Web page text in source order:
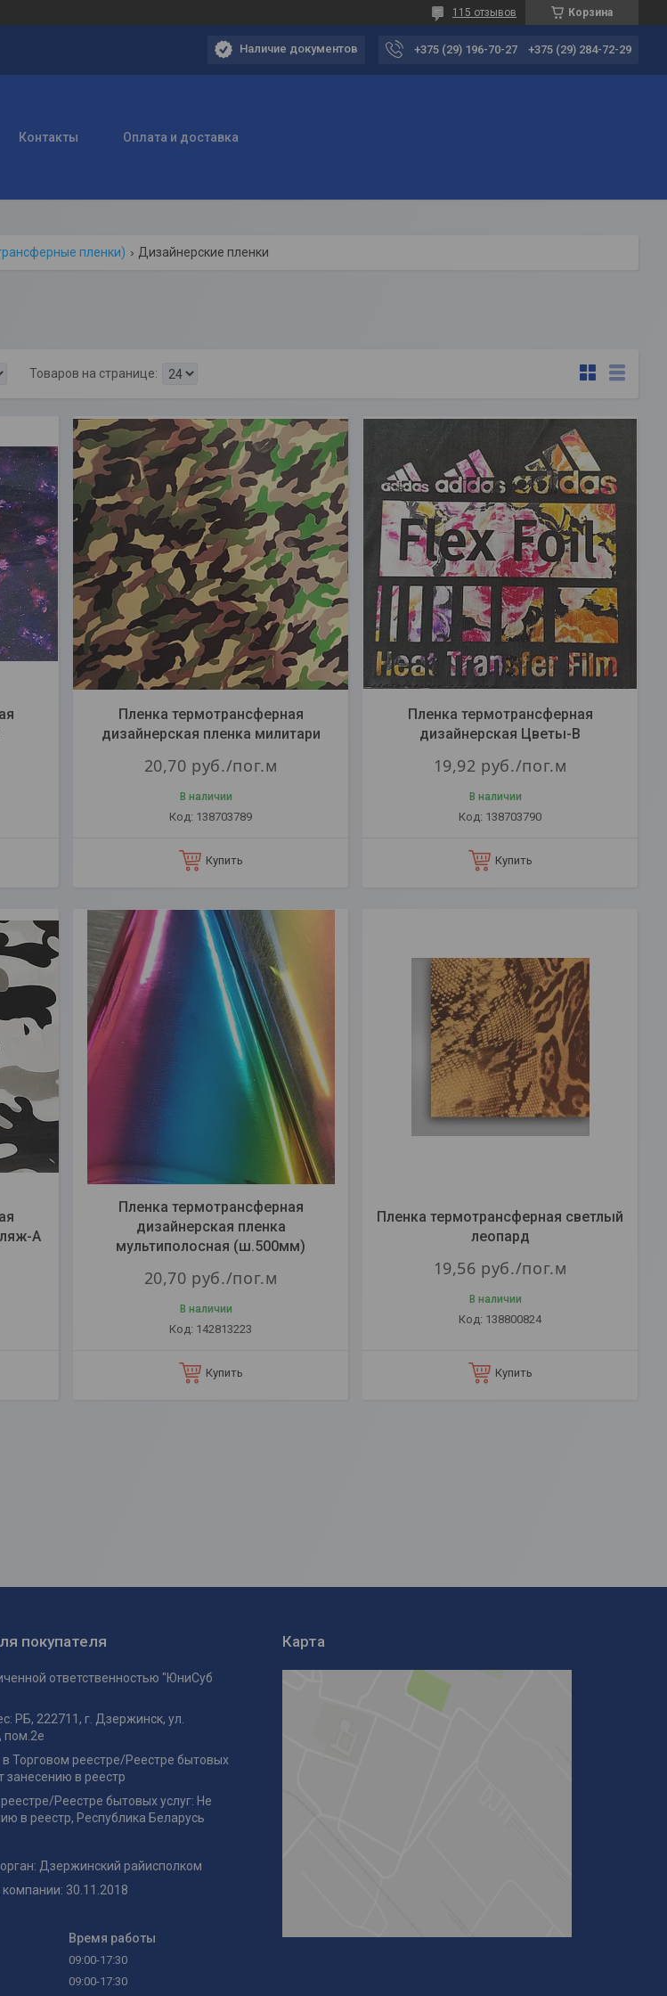
Корзина
115 отзывов
Наличие документов +375 (29) 196-70-27 +375 (29) 284-72-29
Контакты Оплата и доставка
пленки) Дизайнерские пленки
Пленка термотрансферная
дизайнерская пленка милитари
20,70 руб./пог.м
В наличии
138703789
Купить
Пленка термотрансферная
дизайнерская Цветы-В
19,92 руб./пог.м
В наличии
138703790
Купить
А
Пленка термотрансферная
дизайнерская пленка
мультиполосная (ш.500мм)
20,70 руб./пог.м
В наличии
142813223
Купить
Пленка термотрансферная светлый
леопард
19,56 руб./пог.м
В наличии
138800824
Купить
покупателя
ответственностью "ЮниСуб
РБ, 222711, г. Дзержинск, ул.
пом.2е
Торговом реестре/Реестре бытовых
занесению в реестр
Реестре бытовых услуг: Не
в реестр, Республика Беларусь
Дзержинский райисполком
30.11.2018
Время работы
09:00-17:30
09:00-17:30
Карта